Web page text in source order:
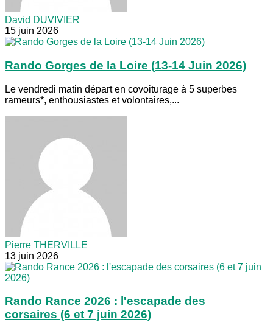
David DUVIVIER
15 juin 2026
Rando Gorges de la Loire (13-14 Juin 2026)
Le vendredi matin départ en covoiturage à 5 superbes
rameurs*, enthousiastes et volontaires,...
Pierre THERVILLE
13 juin 2026
Rando Rance 2026 : l'escapade des
corsaires (6 et 7 juin 2026)